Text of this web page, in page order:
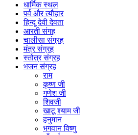
धार्मिक स्थल
पर्व और त्यौहार
हिन्दू देवी देवता
आरती संगह
चालीसा संग्रह
मंत्र संग्रह
स्तोत्र संग्रह
भजन संग्रह
राम
कृष्ण जी
गणेश जी
शिवजी
खाटू श्याम जी
हनुमान
भगवान विष्णु